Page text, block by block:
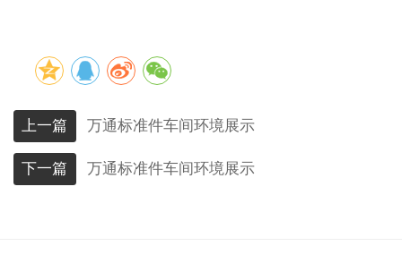
上一篇 万通标准件车间环境展示
下一篇 万通标准件车间环境展示